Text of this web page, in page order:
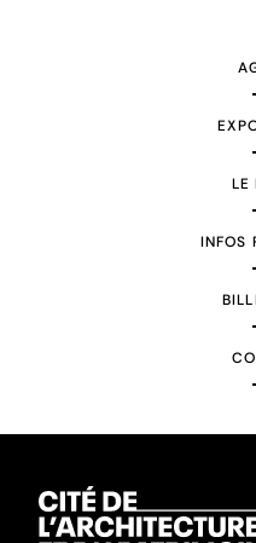
LE
INFOS